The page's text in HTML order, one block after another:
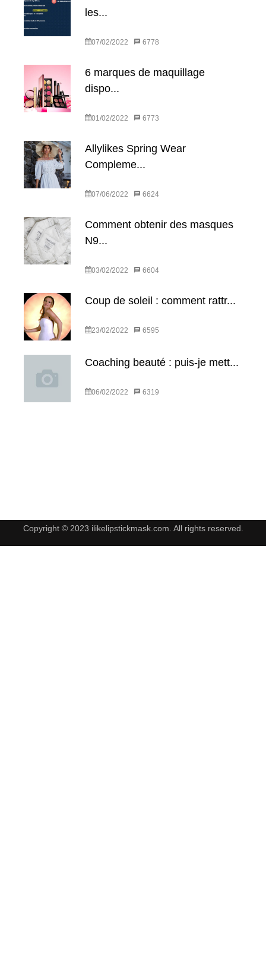
les...
07/02/2022 6778
6 marques de maquillage
dispo...
01/02/2022 6773
Allylikes Spring Wear
Compleme...
07/06/2022 6624
Comment obtenir des masques
N9...
03/02/2022 6604
Coup de soleil : comment rattr...
23/02/2022 6595
Coaching beauté : puis-je mett...
06/02/2022 6319
Copyright © 2023 ilikelipstickmask.com. All rights reserved.